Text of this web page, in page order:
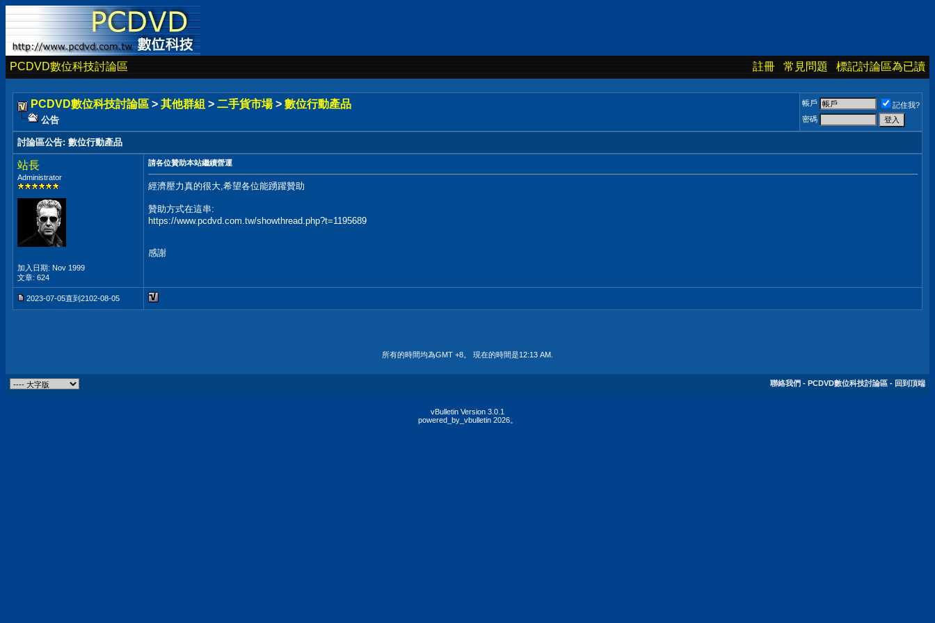
PCDVD數位科技討論區 註冊 常見問題 標記討論區為已讀
PCDVD數位科技討論區 > 其他群組 > 二手貨市場 > 數位行動產品
公告
帳戶
記住我?
密碼
討論區公告: 數位行動產品
站長
Administrator
加入日期: Nov 1999
文章: 624
請各位贊助本站繼續營運
經濟壓力真的很大,希望各位能踴躍贊助
贊助方式在這串:
https://www.pcdvd.com.tw/showthread.php?t=1195689
感謝
2023-07-05直到2102-08-05
所有的時間均為GMT +8。 現在的時間是12:13 AM
聯絡我們 - PCDVD數位科技討論區 - 回到頂端
vBulletin Version 3.0.1
powered_by_vbulletin 2026。